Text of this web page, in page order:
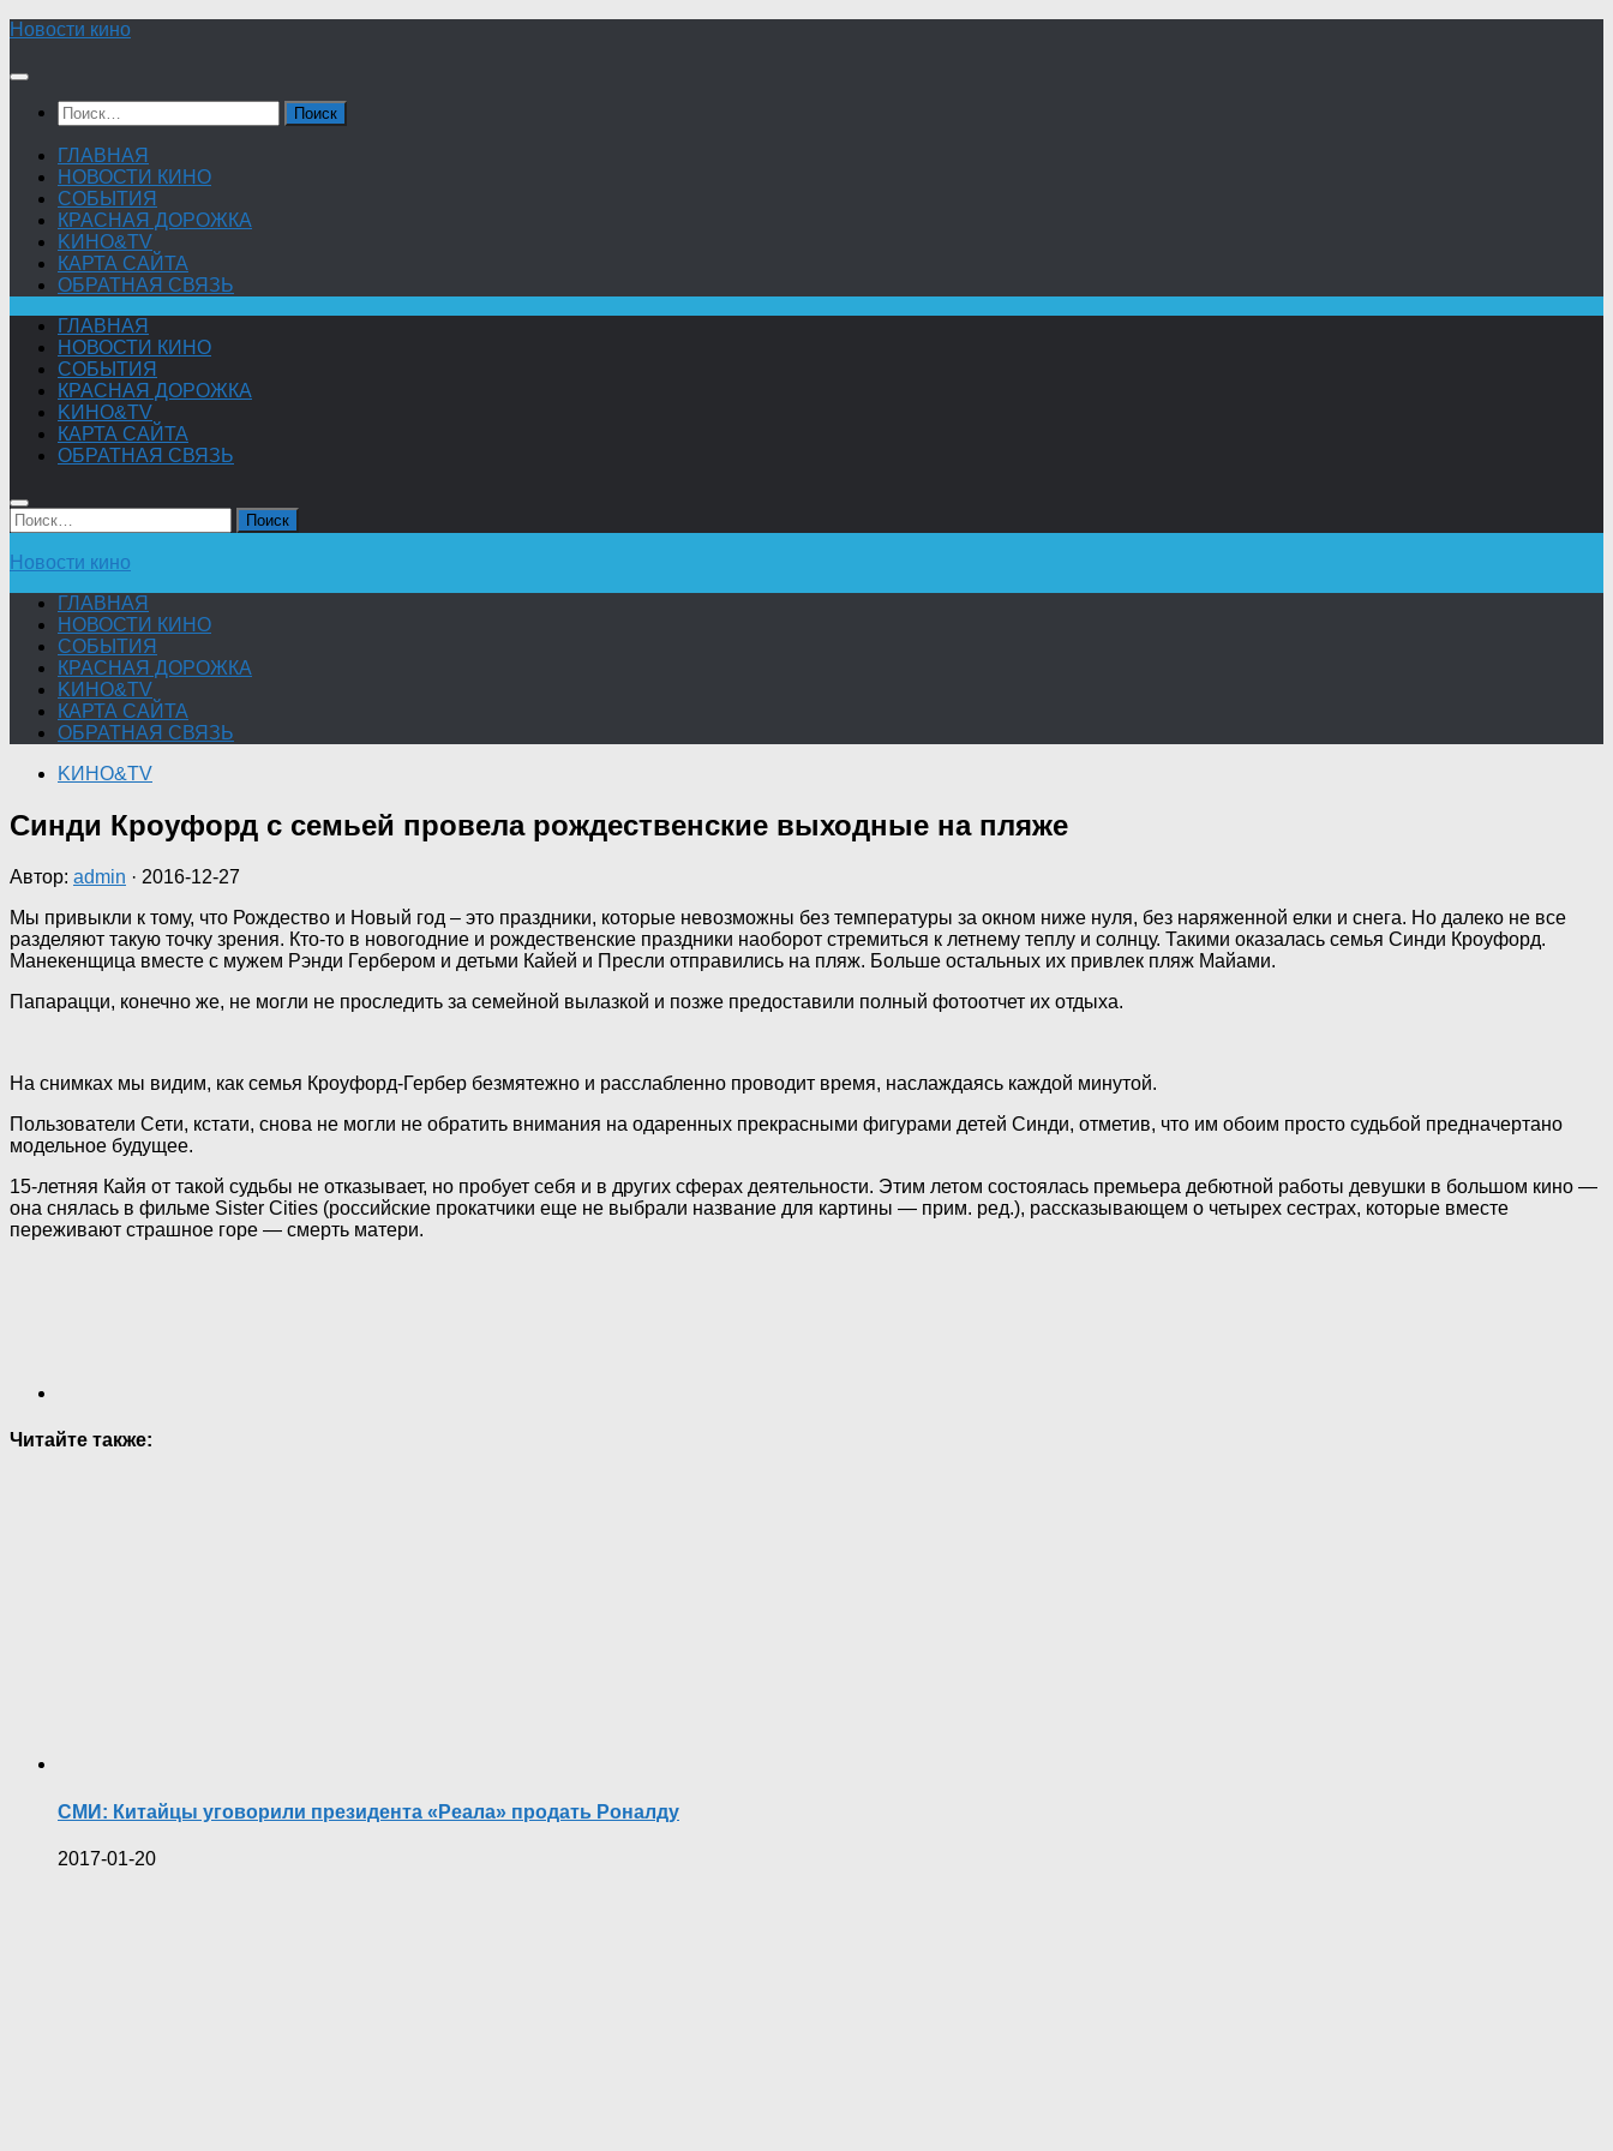
Skip
content
Новости кино
Найти:
ГЛАВНАЯ
НОВОСТИ КИНО
СОБЫТИЯ
КРАСНАЯ ДОРОЖКА
KИНО&TV
КАРТА САЙТА
ОБРАТНАЯ СВЯЗЬ
ГЛАВНАЯ
НОВОСТИ КИНО
СОБЫТИЯ
КРАСНАЯ ДОРОЖКА
KИНО&TV
КАРТА САЙТА
ОБРАТНАЯ СВЯЗЬ
Найти:
Новости кино
ГЛАВНАЯ
НОВОСТИ КИНО
СОБЫТИЯ
КРАСНАЯ ДОРОЖКА
KИНО&TV
КАРТА САЙТА
ОБРАТНАЯ СВЯЗЬ
KИНО&TV
Синди Кроуфорд с семьей провела рождественские выходные на пляже
Автор: admin · 2016-12-27
Мы привыкли к тому, что Рождество и Новый год – это праздники, которые невозможны без температуры за окном ниже нуля, без наряженной елки и снега. Но далеко не все
разделяют такую точку зрения. Кто-то в новогодние и рождественские праздники наоборот стремиться к летнему теплу и солнцу. Такими оказалась семья Синди Кроуфорд.
Манекенщица вместе с мужем Рэнди Гербером и детьми Кайей и Пресли отправились на пляж. Больше остальных их привлек пляж Майами.
Папарацци, конечно же, не могли не проследить за семейной вылазкой и позже предоставили полный фотоотчет их отдыха.
На снимках мы видим, как семья Кроуфорд-Гербер безмятежно и расслабленно проводит время, наслаждаясь каждой минутой.
Пользователи Сети, кстати, снова не могли не обратить внимания на одаренных прекрасными фигурами детей Синди, отметив, что им обоим просто судьбой предначертано
модельное будущее.
15-летняя Кайя от такой судьбы не отказывает, но пробует себя и в других сферах деятельности. Этим летом состоялась премьера дебютной работы девушки в большом кино —
она снялась в фильме Sister Cities (российские прокатчики еще не выбрали название для картины — прим. ред.), рассказывающем о четырех сестрах, которые вместе
переживают страшное горе — смерть матери.
Читайте также:
СМИ: Китайцы уговорили президента «Реала» продать Роналду
2017-01-20